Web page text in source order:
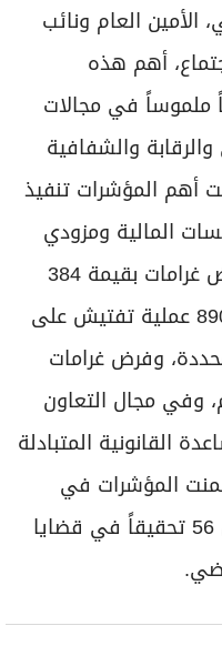
العام ونائب
أهم هذه
ملموساً في مجالات
والشفافية
أهم المؤشرات تنفيذ
المالية ومزودي
خدمات الأصول الافتراضية وفرض غرامات بقيمة 384
مليون درهم، بينما تم تنفيذ 8900 عملية تفتيش على
وفرض غرامات
درهم، وفي مجال التعاون
القانونية المتبادلة
تضمنت المؤشرات في
مكافحة تمويل الإرهاب تسجيل 56 تحقيقاً في قضايا